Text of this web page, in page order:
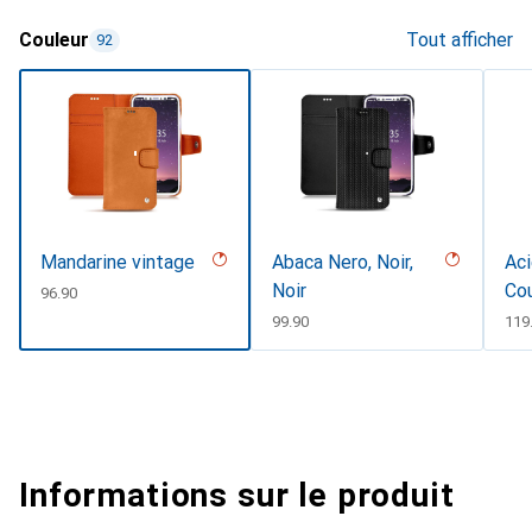
Couleur 92 Tout afficher
Mandarine vintage
CHF
96.90
Abaca Nero, Noir,
Noir
CHF
99.90 CHF
Informations sur le produit